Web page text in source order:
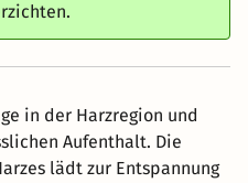
in der Harzregion und
Aufenthalt. Die
lädt zur Entspannung